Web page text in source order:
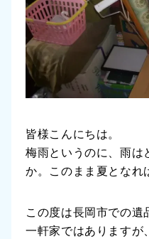
皆様こんにちは。
梅雨というのに、雨は
か。このまま夏となれ
この度は長岡市での遺
一軒家ではありますが